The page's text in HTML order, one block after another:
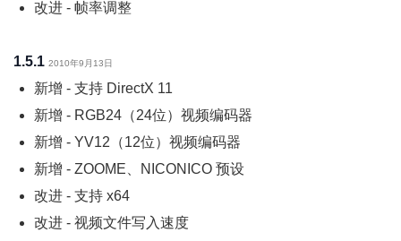
改进 - 帧率调整
1.5.1 2010年9月13日
新增 - 支持 DirectX 11
新增 - RGB24（24位）视频编码器
新增 - YV12（12位）视频编码器
新增 - ZOOME、NICONICO 预设
改进 - 支持 x64
改进 - 视频文件写入速度